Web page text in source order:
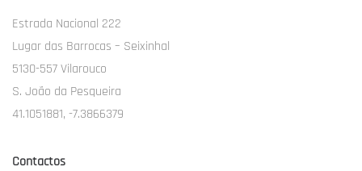
Estrada Nacional 222
Lugar das Barrocas – Seixinhal
5130-557 Vilarouco
S. João da Pesqueira
41.1051881, -7.3866379
Contactos